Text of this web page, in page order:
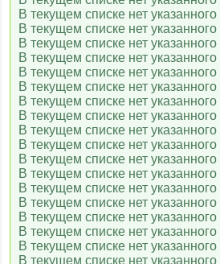
В текущем списке нет
В текущем списке нет
В текущем списке нет
В текущем списке нет
В текущем списке нет
В текущем списке нет
В текущем списке нет
В текущем списке нет
В текущем списке нет
В текущем списке нет
В текущем списке нет
В текущем списке нет
В текущем списке нет
В текущем списке нет
В текущем списке нет
В текущем списке нет
В текущем списке нет
В текущем списке нет